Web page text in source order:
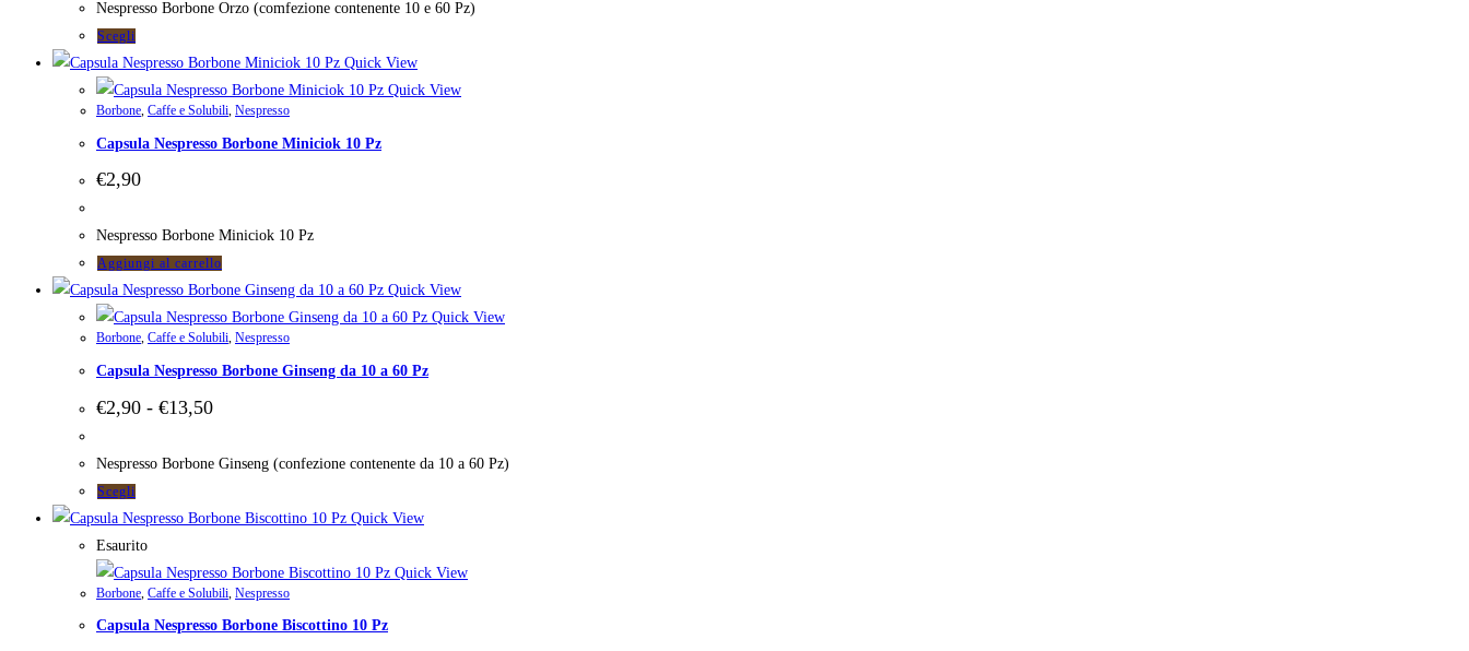
pagina
del
da
€13,50
Nespresso Borbone Orzo (comfezione contenente 10 e 60 Pz)
Scegli
prodotto
ha
più
varianti.
Le
possono
essere
nella
pagina
del
Quick View
Quick View
Borbone, Caffe e Solubili, Nespresso
Capsula Nespresso Borbone Miniciok 10 Pz
€2,90
Nespresso Borbone Miniciok 10 Pz
Aggiungi al carrello
Quick View
Quick View
Borbone, Caffe e Solubili, Nespresso
Capsula Nespresso Borbone Ginseng da 10 a 60 Pz
€2,90 - €13,50Fascia
da
€13,50
Nespresso Borbone Ginseng (confezione contenente da 10 a 60 Pz)
Scegli
prodotto
ha
più
varianti.
Le
Quick View
Esaurito
Quick View
Borbone Caffe e Solubili Nespresso
Capsula Nespresso Borbone Biscottino 10 Pz